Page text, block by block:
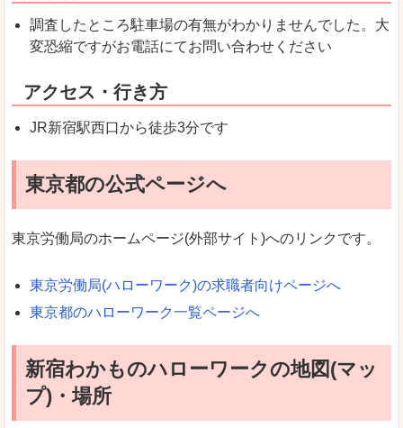
調査したところ駐車場の有無がわかりませんでした。大
変恐縮ですがお電話にてお問い合わせください
アクセス・行き方
JR新宿駅西口から徒歩3分です
東京都の公式ページへ
東京労働局のホームページ(外部サイト)へのリンクです。
東京労働局(ハローワーク)の求職者向けページへ
東京都のハローワーク一覧ページへ
新宿わかものハローワークの地図(マッ
プ)・場所